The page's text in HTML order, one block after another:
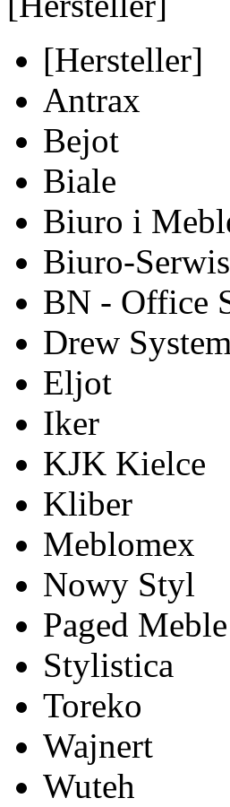
[Hersteller]
Antrax
Bejot
Biale
Biuro i
Biuro-Serwis
BN - Office
Drew System
Eljot
Iker
KJK Kielce
Kliber
Meblomex
Nowy Styl
Paged Meble
Stylistica
Toreko
Wajnert
Wuteh